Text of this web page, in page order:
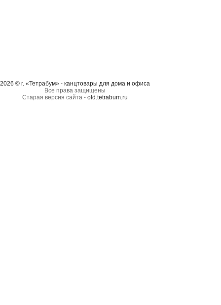
2026 © г. «Тетрабум» - канцтовары для дома и офиса
Все права защищены
Старая версия сайта - old.tetrabum.ru